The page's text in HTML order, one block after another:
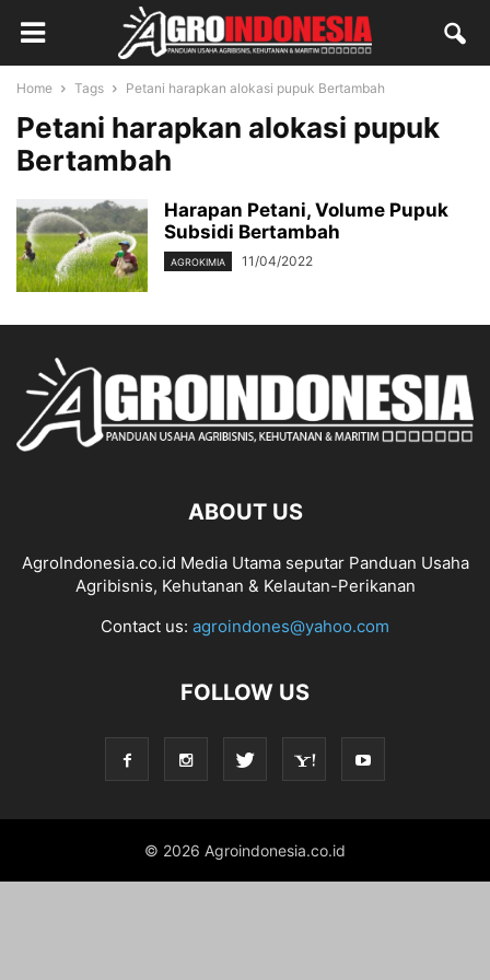
Home Tags Petani harapkan alokasi pupuk Bertambah
Petani harapkan alokasi pupuk
Bertambah
Harapan Petani, Volume Pupuk
Subsidi Bertambah
AGROKIMIA 11/04/2022
ABOUT US
AgroIndonesia.co.id Media Utama seputar Panduan Usaha
Agribisnis, Kehutanan & Kelautan-Perikanan
Contact us: agroindones@yahoo.com
FOLLOW US
© 2026 Agroindonesia.co.id